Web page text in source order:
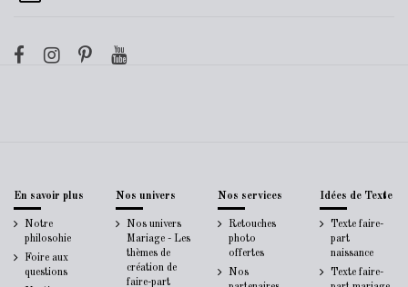
En savoir plus
Notre
philosohie
Foire aux
questions
Nos univers
Nos univers
Mariage - Les
thèmes de
création de
faire-part
Nos services
Retouches
photo
offertes
Nos
Idées de Texte
Texte faire-
part
naissance
Texte faire-